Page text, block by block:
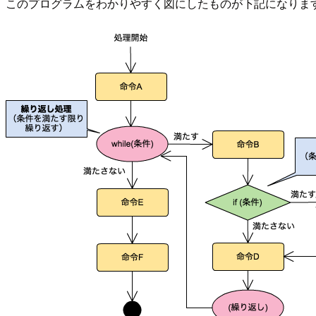
このプログラムをわかりやすく図にしたものが下記になりま